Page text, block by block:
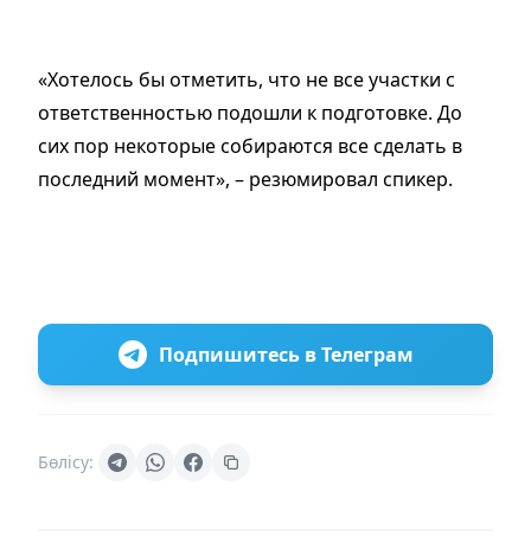
«Хотелось бы отметить, что не все участки с
ответственностью подошли к подготовке. До
сих пор некоторые собираются все сделать в
последний момент», – резюмировал спикер.
Подпишитесь в Телеграм
Бөлісу: